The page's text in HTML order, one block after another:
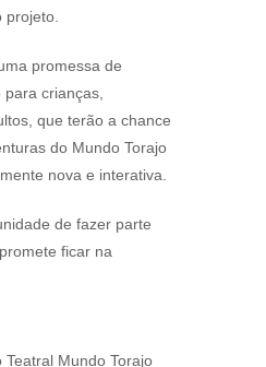
promessa de
crianças,
que terão a chance
do Mundo Torajo
nova e interativa.
de fazer parte
ficar na
Teatral Mundo Torajo